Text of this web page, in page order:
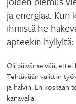
ja energiaa. Kun
ihmistä he
apteekin hyllyltä:
Oli päivänselvää,
Tehtävään valittiin
ja halvin. En koskaan
kanavalla.